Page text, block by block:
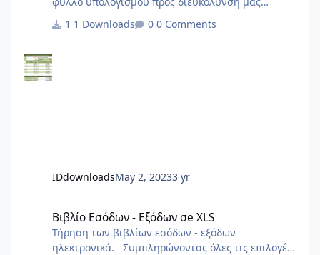
πελάτες τους τρόπους αποπληρωμής του ειδικού
1 Downloads 0 Comments
IDdownloadsMay 2, 20233 yr
Βιβλίο Εσόδων - Εξόδων σe XLS
Τήρηση των βιβλίων εσόδων - εξόδων
ηλεκτρονικά. Συμπληρώνοντας όλες τις επιλογές